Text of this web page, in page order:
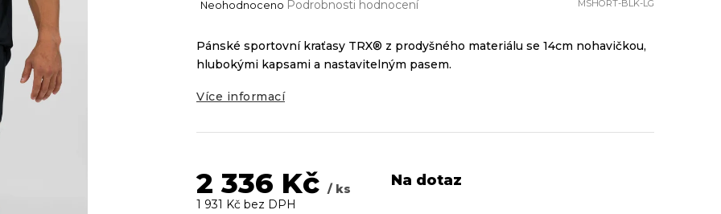
MSHORT-BLK-LG
Průměrné
je
0,0
5
Neohodnoceno Podrobnosti hodnocení
2 336 Kč / ks Na dotaz
1 931 Kč bez DPH
Pánské sportovní kraťasy TRX® z prodyšného materiálu se 14cm nohavičkou,
hlubokými kapsami a nastavitelným pasem.
Více informací